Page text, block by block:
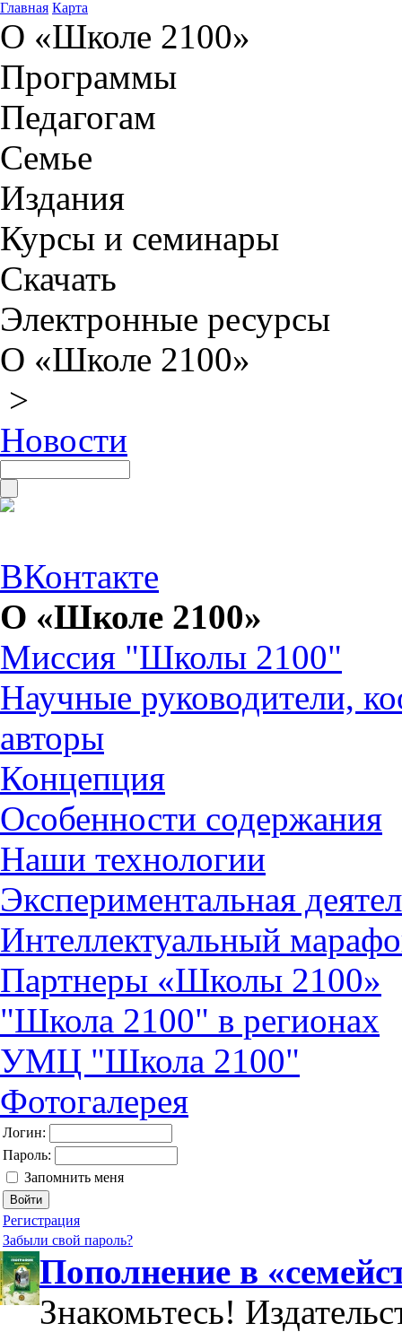
Главная Карта
О «Школе 2100»
Программы
Педагогам
Семье
Издания
Курсы и семинары
Скачать
Электронные ресурсы
О «Школе 2100»
>
Новости
ВКонтакте
О «Школе 2100»
Миссия "Школы 2100"
Научные руководители,
авторы
Концепция
Особенности содержания
Наши технологии
Экспериментальная
Интеллектуальный
Партнеры «Школы 2100»
"Школа 2100" в регионах
УМЦ "Школа 2100"
Фотогалерея
Логин:
Пароль:
Запомнить меня
Регистрация
Забыли свой пароль?
Пополнение в
Знакомьтесь!